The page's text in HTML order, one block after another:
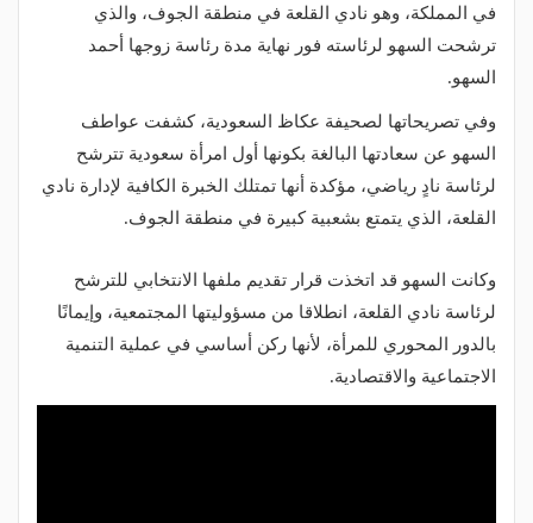
في المملكة، وهو نادي القلعة في منطقة الجوف، والذي
ترشحت السهو لرئاسته فور نهاية مدة رئاسة زوجها أحمد
السهو.
وفي تصريحاتها لصحيفة عكاظ السعودية، كشفت عواطف
السهو عن سعادتها البالغة بكونها أول امرأة سعودية تترشح
لرئاسة نادٍ رياضي، مؤكدة أنها تمتلك الخبرة الكافية لإدارة نادي
القلعة، الذي يتمتع بشعبية كبيرة في منطقة الجوف.
وكانت السهو قد اتخذت قرار تقديم ملفها الانتخابي للترشح
لرئاسة نادي القلعة، انطلاقا من مسؤوليتها المجتمعية، وإيمانًا
بالدور المحوري للمرأة، لأنها ركن أساسي في عملية التنمية
الاجتماعية والاقتصادية.